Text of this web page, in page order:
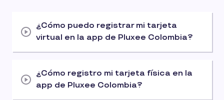
¿Cómo puedo registrar mi tarjeta
virtual en la app de Pluxee Colombia?
¿Cómo registro mi tarjeta física en la
app de Pluxee Colombia?